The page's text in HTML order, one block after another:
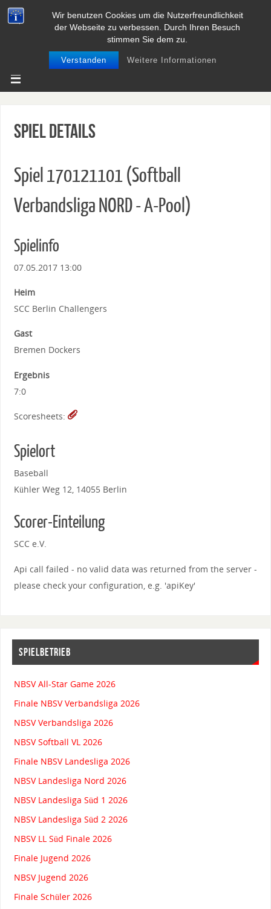
Wir benutzen Cookies um die Nutzerfreundlichkeit
der Webseite zu verbessen. Durch Ihren Besuch
stimmen Sie dem zu.
Verstanden Weitere Informationen
BASEBALL UND SOFTBALL IN
NIEDERSACHSEN
Spiel Details
Spiel 170121101 (Softball
Verbandsliga NORD - A-Pool)
Spielinfo
07.05.2017 13:00
Heim
SCC Berlin Challengers
Gast
Bremen Dockers
Ergebnis
7:0
Scoresheets:
Spielort
Baseball
Kühler Weg 12, 14055 Berlin
Scorer-Einteilung
SCC e.V.
Api call failed - no valid data was returned from the server -
please check your configuration, e.g. 'apiKey'
SPIELBETRIEB
NBSV All-Star Game 2026
Finale NBSV Verbandsliga 2026
NBSV Verbandsliga 2026
NBSV Softball VL 2026
Finale NBSV Landesliga 2026
NBSV Landesliga Nord 2026
NBSV Landesliga Süd 1 2026
NBSV Landesliga Süd 2 2026
NBSV LL Süd Finale 2026
Finale Jugend 2026
NBSV Jugend 2026
Finale Schüler 2026